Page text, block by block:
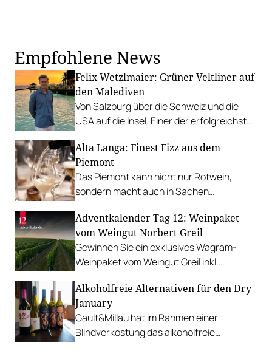
Empfohlene News
Felix Wetzlmaier: Grüner Veltliner auf
den Malediven
Von Salzburg über die Schweiz und die
USA auf die Insel. Einer der erfolgreichsten
Gespräch.
Alta Langa: Finest Fizz aus dem
Piemont
Das Piemont kann nicht nur Rotwein,
sondern macht auch in Sachen
auf Qualität. PLUS: Top 12 Alta Langa.
Adventkalender Tag 12: Weinpaket
vom Weingut Norbert Greil
Gewinnen Sie ein exklusives Wagram-
Weinpaket vom Weingut Greil inkl.
Einkauf.
Alkoholfreie Alternativen für den Dry
January
Gault&Millau hat im Rahmen einer
Blindverkostung das alkoholfreie